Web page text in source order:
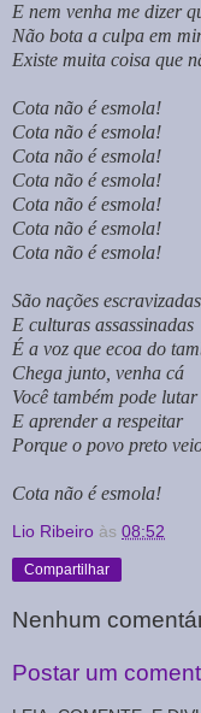
E nem venha me dizer
Não bota a culpa em
Existe muita coisa que
Cota não é esmola!
Cota não é esmola!
Cota não é esmola!
Cota não é esmola!
Cota não é esmola!
Cota não é esmola!
Cota não é esmola!
São nações escravizadas
E culturas assassinadas
É a voz que ecoa do
Chega junto, venha cá
Você também pode lutar
E aprender a respeitar
Porque o povo preto
Cota não é esmola!
Lio Ribeiro às 08:52
Compartilhar
Nenhum
Postar um